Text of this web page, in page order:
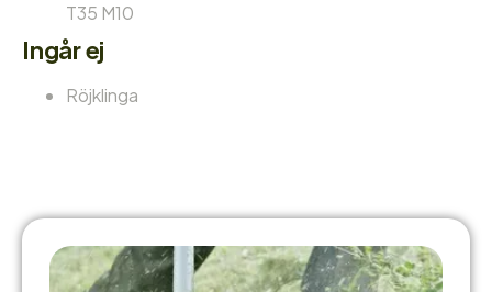
T35 M10
Ingår ej
Röjklinga